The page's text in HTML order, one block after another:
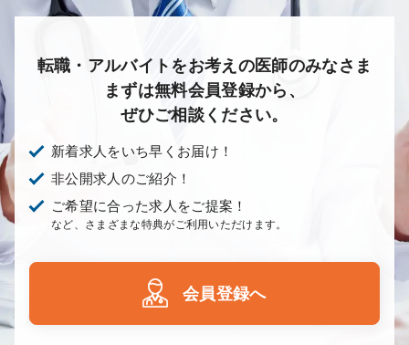
転職・アルバイトをお考えの医師のみなさま
まずは無料会員登録から、
ぜひご相談ください。
新着求人をいち早くお届け！
非公開求人のご紹介！
ご希望に合った求人をご提案！
など、さまざまな特典がご利用いただけます。
会員登録へ